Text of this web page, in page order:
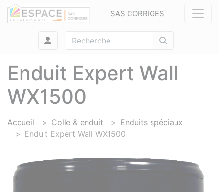
SAS CORRIGES
Enduit Expert Wall
WX1500
Accueil Colle & enduit
Enduits spéciaux
Enduit Expert Wall WX1500
Panneau de gestion des cookies